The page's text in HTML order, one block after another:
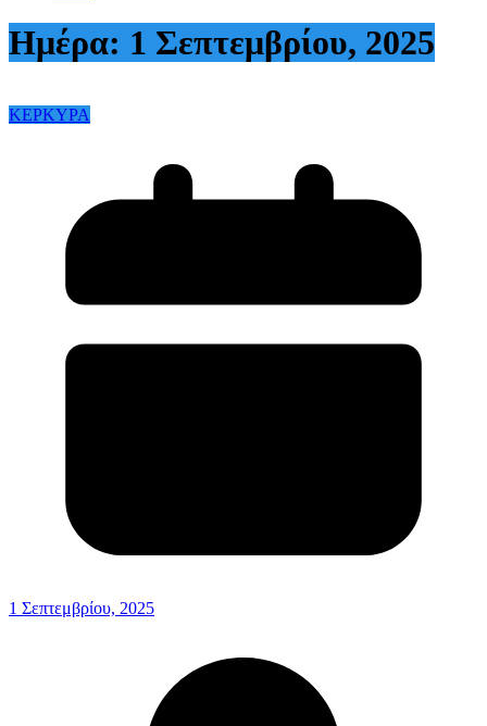
Ημέρα: 1 Σεπτεμβρίου, 2025
ΚΕΡΚΥΡΑ
1 Σεπτεμβρίου, 2025